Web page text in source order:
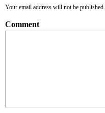
Your email address will not be published.
Comment